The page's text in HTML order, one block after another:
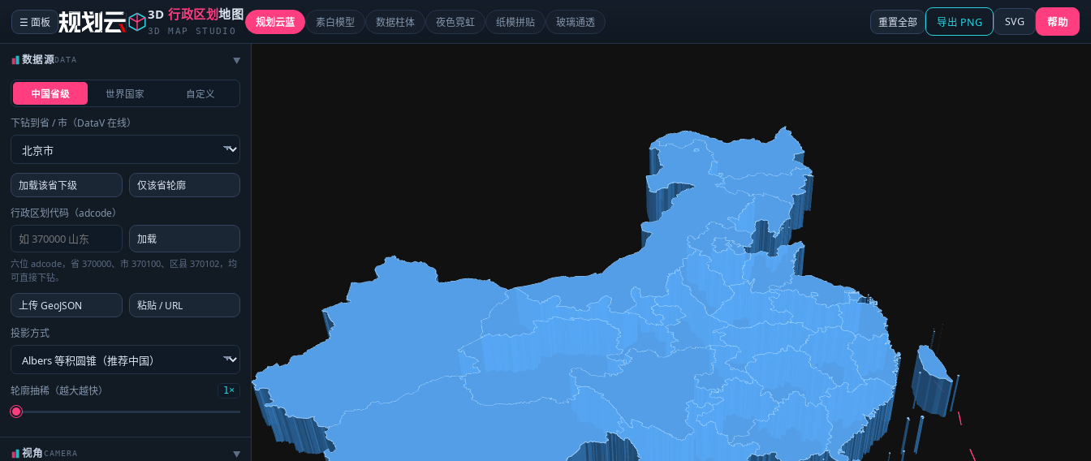
☰ 面板 3D行政区划地图
3D MAP STUDIO
规划云蓝 素白模型 数据柱体 夜色霓虹 纸模拼贴 玻璃通透 重置全部 导出 PNG SVG 帮助
数据源DATA ▶
中国省级 世界国家 自定义
下钻到省 / 市（DataV 在线）
加载该省下级
仅该省轮廓
行政区划代码（adcode）
加载
六位 adcode，省 370000、市 370100、区县 370102，均
可直接下钻。
上传 GeoJSON
粘贴 / URL
投影方式
轮廓抽稀（越大越快） 1×
视角CAMERA ▶